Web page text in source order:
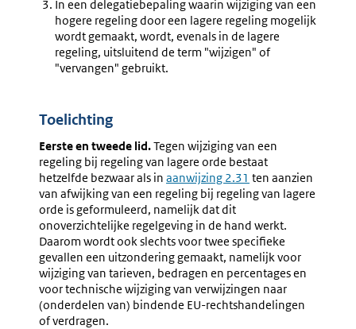
In een delegatiebepaling waarin wijziging van een
hogere regeling door een lagere regeling mogelijk
wordt gemaakt, wordt, evenals in de lagere
regeling, uitsluitend de term "wijzigen" of
"vervangen" gebruikt.
Toelichting
Eerste en tweede lid.Tegen wijziging van een
regeling bij regeling van lagere orde bestaat
hetzelfde bezwaar als in aanwijzing 2.31 ten aanzien
van afwijking van een regeling bij regeling van lagere
orde is geformuleerd, namelijk dat dit
onoverzichtelijke regelgeving in de hand werkt.
Daarom wordt ook slechts voor twee specifieke
gevallen een uitzondering gemaakt, namelijk voor
wijziging van tarieven, bedragen en percentages en
voor technische wijziging van verwijzingen naar
(onderdelen van) bindende EU-rechtshandelingen
of verdragen.